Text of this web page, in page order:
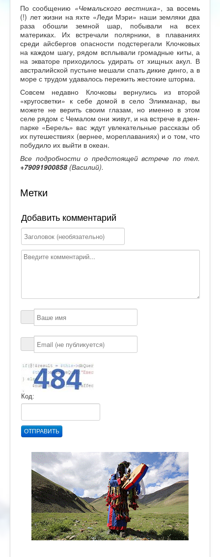
По сообщению «Чемальского вестника», за восемь
(!) лет жизни на яхте «Леди Мэри» наши земляки два
раза обошли земной шар, побывали на всех
материках. Их встречали полярники, в плаваниях
среди айсбергов опасности подстерегали Клочковых
на каждом шагу, рядом всплывали громадные киты, а
на экваторе приходилось удирать от хищных акул. В
австралийской пустыне мешали спать дикие динго, а в
море с трудом удавалось пережить жестокие шторма.
Совсем недавно Клочковы вернулись из второй
«кругосветки» к себе домой в село Эликманар, вы
можете не верить своим глазам, но именно в этом
селе рядом с Чемалом они живут, и на встрече в дзен-
парке «Берель» вас ждут увлекательные рассказы об
их путешествиях (вернее, мореплаваниях) и о том, что
побудило их выйти в океан.
Все подробности о предстоящей встрече по тел.
+79091900858 (Василий).
Метки
Добавить комментарий
Код:
ОТПРАВИТЬ